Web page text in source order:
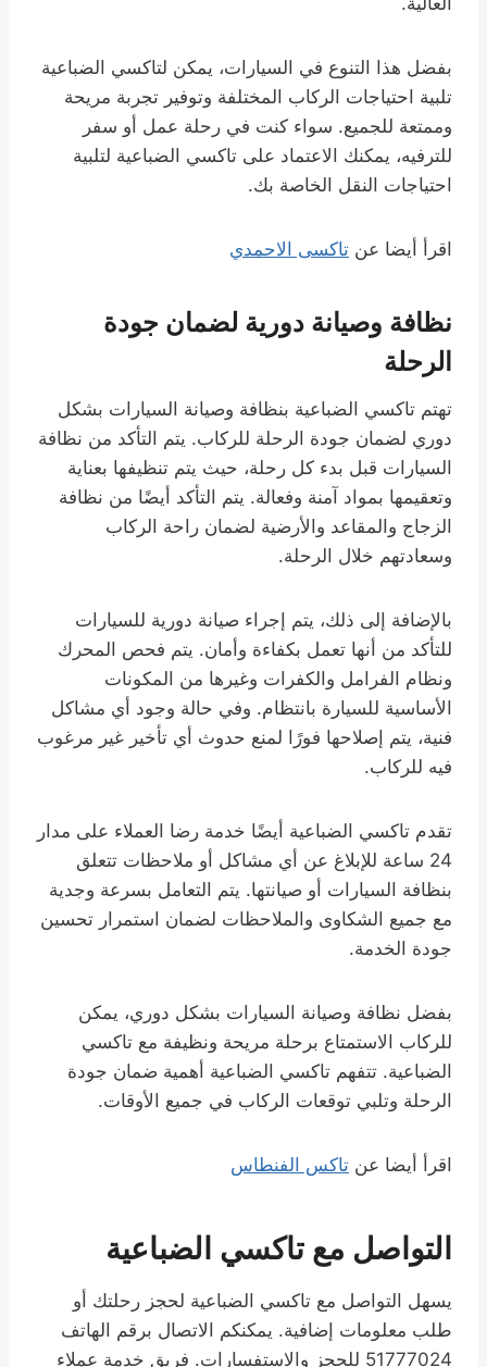
بفضل هذا التنوع في السيارات، يمكن لتاكسي الضباعية
تلبية احتياجات الركاب المختلفة وتوفير تجربة مريحة
وممتعة للجميع. سواء كنت في رحلة عمل أو سفر
للترفيه، يمكنك الاعتماد على تاكسي الضباعية لتلبية
احتياجات النقل الخاصة بك.
اقرأ أيضا عن تاكسى الاحمدي
نظافة وصيانة دورية لضمان جودة
الرحلة
تهتم تاكسي الضباعية بنظافة وصيانة السيارات بشكل
دوري لضمان جودة الرحلة للركاب. يتم التأكد من نظافة
السيارات قبل بدء كل رحلة، حيث يتم تنظيفها بعناية
وتعقيمها بمواد آمنة وفعالة. يتم التأكد أيضًا من نظافة
الزجاج والمقاعد والأرضية لضمان راحة الركاب
وسعادتهم خلال الرحلة.
بالإضافة إلى ذلك، يتم إجراء صيانة دورية للسيارات
للتأكد من أنها تعمل بكفاءة وأمان. يتم فحص المحرك
ونظام الفرامل والكفرات وغيرها من المكونات
الأساسية للسيارة بانتظام. وفي حالة وجود أي مشاكل
فنية، يتم إصلاحها فورًا لمنع حدوث أي تأخير غير مرغوب
فيه للركاب.
تقدم تاكسي الضباعية أيضًا خدمة رضا العملاء على مدار
24 ساعة للإبلاغ عن أي مشاكل أو ملاحظات تتعلق
بنظافة السيارات أو صيانتها. يتم التعامل بسرعة وجدية
مع جميع الشكاوى والملاحظات لضمان استمرار تحسين
جودة الخدمة.
بفضل نظافة وصيانة السيارات بشكل دوري، يمكن
للركاب الاستمتاع برحلة مريحة ونظيفة مع تاكسي
الضباعية. تتفهم تاكسي الضباعية أهمية ضمان جودة
الرحلة وتلبي توقعات الركاب في جميع الأوقات.
اقرأ أيضا عن تاكس الفنطاس
التواصل مع تاكسي الضباعية
يسهل التواصل مع تاكسي الضباعية لحجز رحلتك أو
طلب معلومات إضافية. يمكنكم الاتصال برقم الهاتف
51777024 للحجز والاستفسارات. فريق خدمة عملاء